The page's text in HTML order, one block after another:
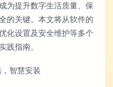
为提升数字生活质量、保
的关键。本文将从软件的
化设置及安全维护等多个
践指南。
智慧安装